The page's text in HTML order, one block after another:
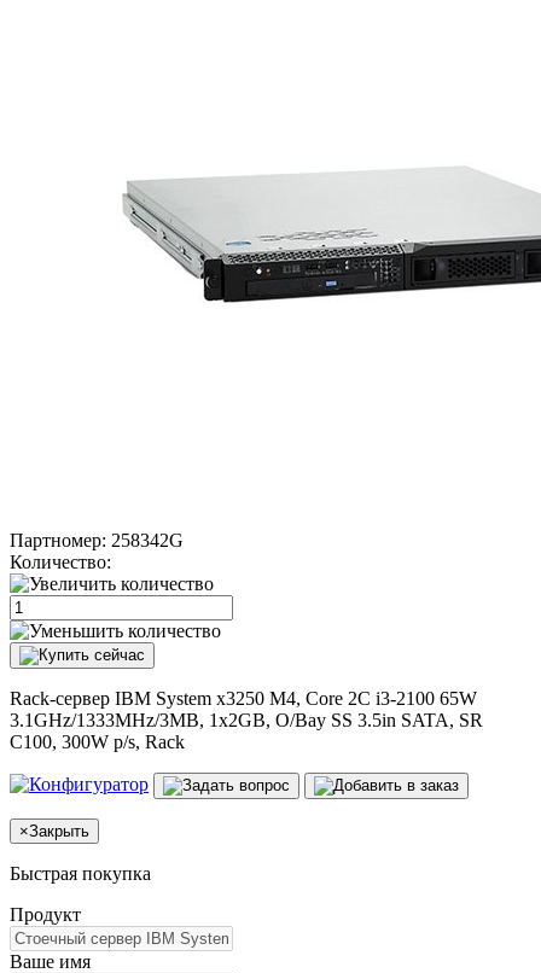
Партномер: 258342G
Количество:
Rack-сервер IBM System x3250 M4, Core 2C i3-2100 65W
3.1GHz/1333MHz/3MB, 1x2GB, O/Bay SS 3.5in SATA, SR
C100, 300W p/s, Rack
×Закрыть
Быстрая покупка
Продукт
Ваше имя